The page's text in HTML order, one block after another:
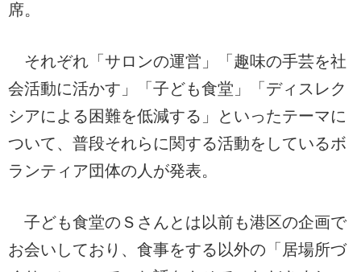
席。
それぞれ「サロンの運営」「趣味の手芸を社
会活動に活かす」「子ども食堂」「ディスレク
シアによる困難を低減する」といったテーマに
ついて、普段それらに関する活動をしているボ
ランティア団体の人が発表。
子ども食堂のＳさんとは以前も港区の企画で
お会いしており、食事をする以外の「居場所づ